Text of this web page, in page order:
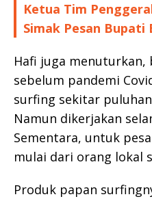
Ketua Tim
Simak Pesan Bupati
Hafi juga
sebelum pandemi
surfing sekitar
Namun dikerjakan
Sementara, untuk
mulai dari orang lokal
Produk papan